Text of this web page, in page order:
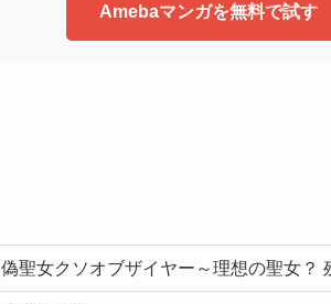
Amebaマンガを無料で試す
偽聖女クソオブザイヤー～理想の聖女？